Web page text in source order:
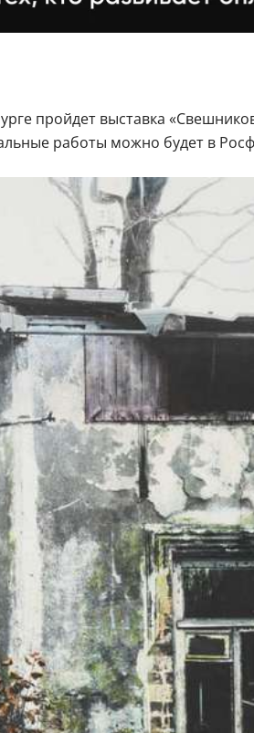
пройдет выставка
работы можно будет в